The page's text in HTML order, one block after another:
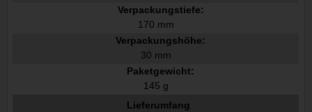
Verpackungstiefe:
170 mm
Verpackungshöhe:
30 mm
Paketgewicht:
145 g
Lieferumfang